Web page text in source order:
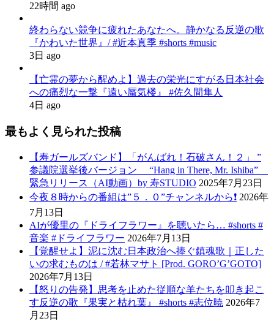
22時間 ago
終わらない競争に疲れたあなたへ。静かなる反逆の歌
『かわいた世界』/ #近本真季 #shorts #music
3日 ago
【亡霊の夢から醒めよ】過去の栄光にすがる日本社会
への痛烈な一撃『遠い蜃気楼』 #佐久間隼人
4日 ago
最もよく見られた投稿
【寿ガールズバンド】「がんばれ！石破さん！２」 ”
参議院選挙後バージョン “Hang in There, Mr. Ishiba”
緊急リリース（AI動画）by 寿STUDIO 2025年7月23日
今夜８時からの番組は”５．０”チャンネルから❗️ 2026年
7月13日
AIが優里の『ドライフラワー』を聴いたら… #shorts #
音楽 #ドライフラワー 2026年7月13日
【覚醒せよ】泥に沈む日本政治へ捧ぐ鎮魂歌｜正した
いの求むものは / #若林マサト [Prod. GORO’G’GOTO]
2026年7月13日
【怒りの告発】思考を止めた従順な羊たちを叩き起こ
す反逆の歌『果実と枯れ葉』 #shorts #志位暁 2026年7
月23日